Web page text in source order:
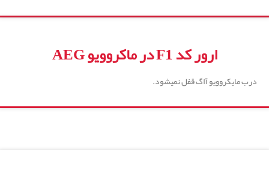
ارور کد F1 در ماکروویو AEG
درب مایکروویو آاگ قفل نمیشود.